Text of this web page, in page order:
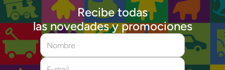
Recibe todas
las novedades y promociones